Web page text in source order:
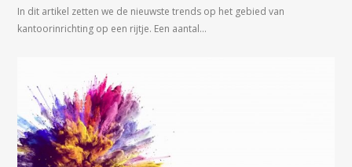
In dit artikel zetten we de nieuwste trends op het gebied van
kantoorinrichting op een rijtje. Een aantal…